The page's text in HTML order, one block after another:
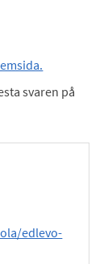
svaren på
edlevo-